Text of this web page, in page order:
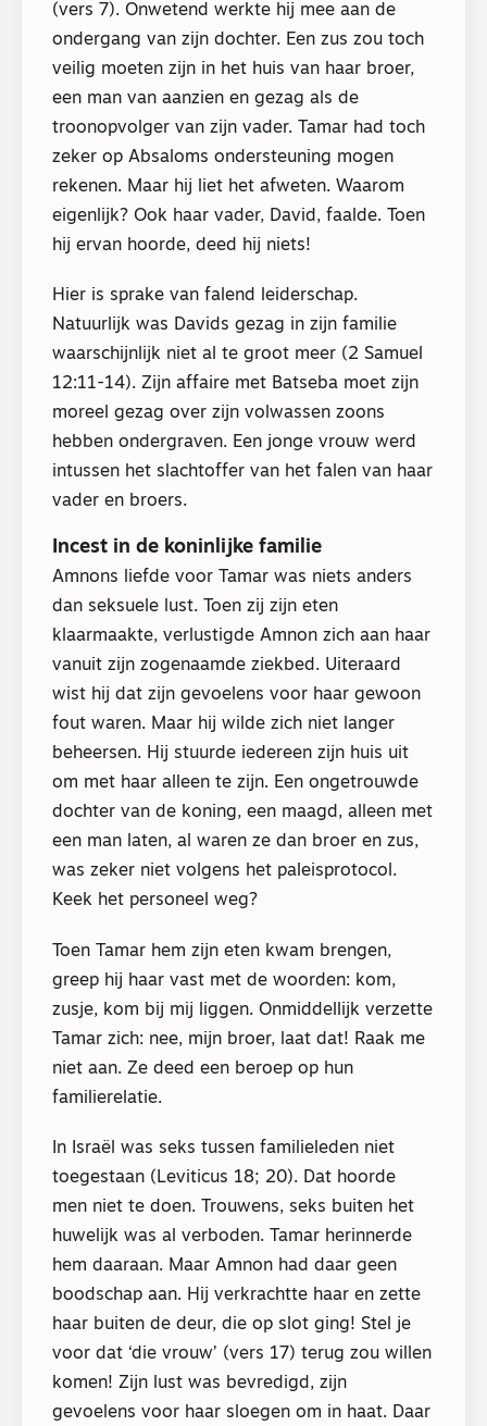
(vers 7). Onwetend werkte hij mee aan de
ondergang van zijn dochter. Een zus zou toch
veilig moeten zijn in het huis van haar broer,
een man van aanzien en gezag als de
troonopvolger van zijn vader. Tamar had toch
zeker op Absaloms ondersteuning mogen
rekenen. Maar hij liet het afweten. Waarom
eigenlijk? Ook haar vader, David, faalde. Toen
hij ervan hoorde, deed hij niets!
Hier is sprake van falend leiderschap.
Natuurlijk was Davids gezag in zijn familie
waarschijnlijk niet al te groot meer (2 Samuel
12:11-14). Zijn affaire met Batseba moet zijn
moreel gezag over zijn volwassen zoons
hebben ondergraven. Een jonge vrouw werd
intussen het slachtoffer van het falen van haar
vader en broers.
Incest in de koninlijke familie
Amnons liefde voor Tamar was niets anders
dan seksuele lust. Toen zij zijn eten
klaarmaakte, verlustigde Amnon zich aan haar
vanuit zijn zogenaamde ziekbed. Uiteraard
wist hij dat zijn gevoelens voor haar gewoon
fout waren. Maar hij wilde zich niet langer
beheersen. Hij stuurde iedereen zijn huis uit
om met haar alleen te zijn. Een ongetrouwde
dochter van de koning, een maagd, alleen met
een man laten, al waren ze dan broer en zus,
was zeker niet volgens het paleisprotocol.
Keek het personeel weg?
Toen Tamar hem zijn eten kwam brengen,
greep hij haar vast met de woorden: kom,
zusje, kom bij mij liggen. Onmiddellijk verzette
Tamar zich: nee, mijn broer, laat dat! Raak me
niet aan. Ze deed een beroep op hun
familierelatie.
In Israël was seks tussen familieleden niet
toegestaan (Leviticus 18; 20). Dat hoorde
men niet te doen. Trouwens, seks buiten het
huwelijk was al verboden. Tamar herinnerde
hem daaraan. Maar Amnon had daar geen
boodschap aan. Hij verkrachtte haar en zette
haar buiten de deur, die op slot ging! Stel je
voor dat ‘die vrouw’ (vers 17) terug zou willen
komen! Zijn lust was bevredigd, zijn
gevoelens voor haar sloegen om in haat. Daar